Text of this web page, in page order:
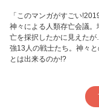
「このマンガがすごい
神々による人類存亡会議
亡を採択したかに見えた
強13人の戦士たち。神々
とは出来るのか!?